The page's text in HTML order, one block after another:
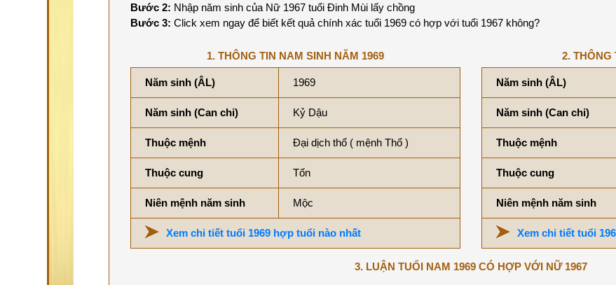
Bước 2: Nhập năm sinh của Nữ 1967 tuổi Đinh Mùi lấy chồng
Bước 3: Click xem ngay để biết kết quả chính xác tuổi 1969 có hợp với tuổi 1967 không?
1. THÔNG TIN NAM SINH NĂM 1969
Năm sinh (ÂL) 1969
Năm sinh (Can chi) Kỷ Dậu
Thuộc mệnh Đại dịch thổ ( mệnh Thổ )
Thuộc cung Tốn
Niên mệnh năm sinh Mộc
Xem chi tiết tuổi 1969 hợp tuổi nào nhất
2. THÔNG
Năm sinh (ÂL)
Năm sinh (Can chi)
Thuộc mệnh
Thuộc cung
Niên mệnh năm sinh
Xem chi tiết tuổi
3. LUẬN TUỔI NAM 1969 CÓ HỢP VỚI NỮ 1967